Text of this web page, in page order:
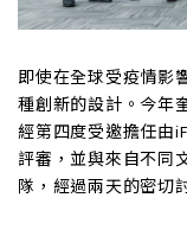
即使在全球受疫情影
種創新的設計。今年
經第四度受邀擔任由
評審，並與來自不同
隊，經過兩天的密切